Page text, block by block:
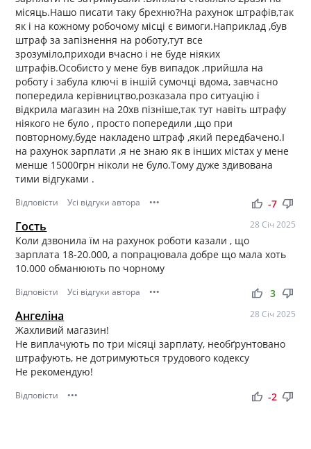
місяць.Нашо писати таку брехню?На рахунок штрафів,так
як і на кожному робочому місці є вимоги.Наприклад ,був
штраф за запізнення на роботу,тут все
зрозуміло,приходи вчасно і не буде ніяких
штрафів.Особисто у мене був випадок ,прийшла на
роботу і забула ключі в іншій сумочці вдома, завчасно
попередила керівництво,розказала про ситуацію і
відкрила магазин на 20хв пізніше,так тут навіть штрафу
ніякого не було , просто попередили ,що при
повторному,буде накладено штраф ,який передбачено.І
на рахунок зарплати ,я не знаю як в інших містах у мене
менше 15000грн ніколи не було.Тому дуже здивована
тими відгуками .
Відповісти Усі відгуки автора ••• thumb_up thumb_down
-7
Гость 28 Січ 2025
Коли дзвонила їм на рахунок роботи казали , що
зарплата 18-20.000, а попрацювала добре що мала хоть
10.000 обманюють по чорному
Відповісти Усі відгуки автора ••• thumb_up thumb_down
3
Ангеліна 28 Січ 2025
Жахливий магазин!
Не виплачують по три місяці зарплату, необґрунтовано
штрафують, не дотримуються трудового кодексу
Не рекомендую!
Відповісти ••• thumb_up thumb_down
-2